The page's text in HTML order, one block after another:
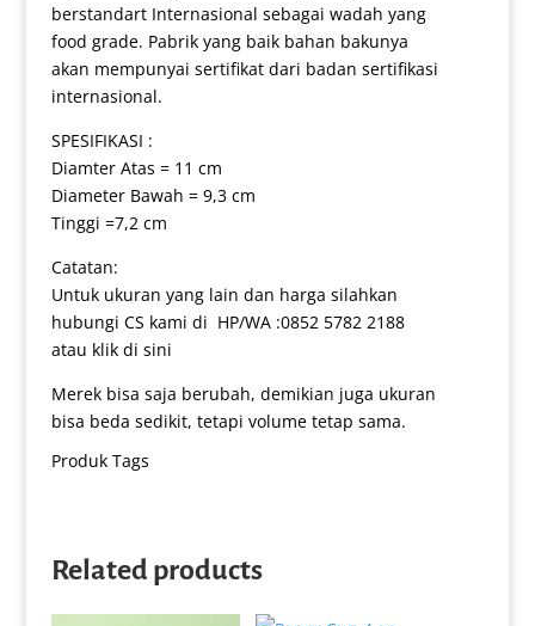
berstandart Internasional sebagai wadah yang
food grade. Pabrik yang baik bahan bakunya
akan mempunyai sertifikat dari badan sertifikasi
internasional.
SPESIFIKASI :
Diamter Atas = 11 cm
Diameter Bawah = 9,3 cm
Tinggi =7,2 cm
Catatan:
Untuk ukuran yang lain dan harga silahkan
hubungi CS kami di HP/WA :0852 5782 2188
atau klik di sini
Merek bisa saja berubah, demikian juga ukuran
bisa beda sedikit, tetapi volume tetap sama.
Produk Tags
Related products